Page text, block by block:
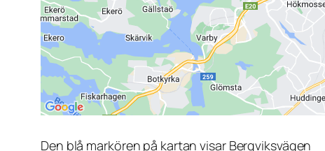
Den blå markören på kartan visar Bergviksvägen